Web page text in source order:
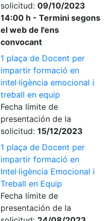
solicitud: 09/10/2023
14:00 h - Termini segons
el web de l'ens
convocant
1 plaça de Docent per
impartir formació en
intel·ligència emocional i
treball en equip
Fecha límite de
presentación de la
solicitud: 15/12/2023
1 plaça de Docent per
impartir formació en
Intel·ligència Emocional i
Treball en Equip
Fecha límite de
presentación de la